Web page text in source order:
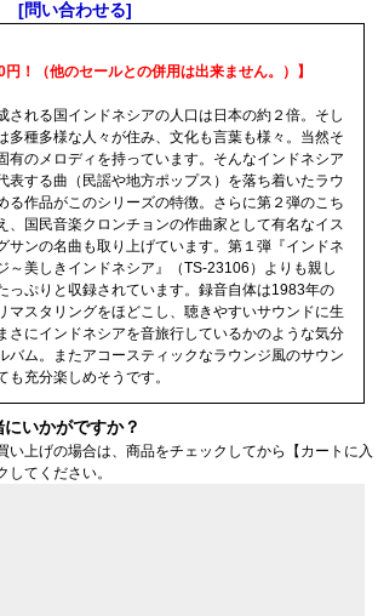
[問い合わせる]
！（他のセールとの併用は出来ません。）】
される国インドネシアの人口は日本の約２倍。そし
多種多様な人々が住み、文化も言葉も様々。当然そ
有のメロディを持っています。そんなインドネシア
表する曲（民謡や地方ポップス）を落ち着いたラウ
る作品がこのシリーズの特徴。さらに第２弾のこち
、国民音楽クロンチョンの作曲家として有名なイス
サンの名曲も取り上げています。第１弾『インドネ
～美しきインドネシア』（TS-23106）よりも親し
っぷりと収録されています。録音自体は1983年の
マスタリングをほどこし、聴きやすいサウンドに生
さにインドネシアを音旅行しているかのような気分
バム。またアコースティックなラウンジ風のサウン
も充分楽しめそうです。
いかがですか？
上げの場合は、商品をチェックしてから【カートに入
てください。